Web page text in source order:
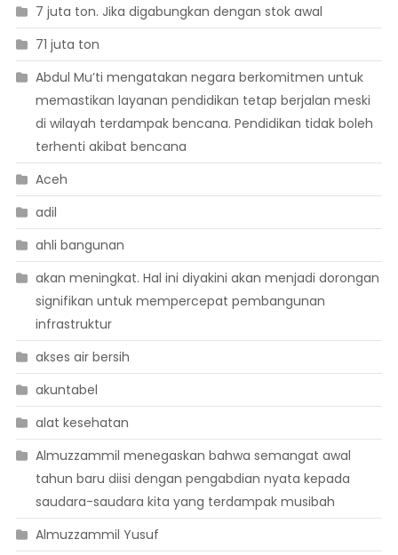
7 juta ton. Jika digabungkan dengan stok awal
71 juta ton
Abdul Mu’ti mengatakan negara berkomitmen untuk
memastikan layanan pendidikan tetap berjalan meski
di wilayah terdampak bencana. Pendidikan tidak boleh
terhenti akibat bencana
Aceh
adil
ahli bangunan
akan meningkat. Hal ini diyakini akan menjadi dorongan
signifikan untuk mempercepat pembangunan
infrastruktur
akses air bersih
akuntabel
alat kesehatan
Almuzzammil menegaskan bahwa semangat awal
tahun baru diisi dengan pengabdian nyata kepada
saudara-saudara kita yang terdampak musibah
Almuzzammil Yusuf